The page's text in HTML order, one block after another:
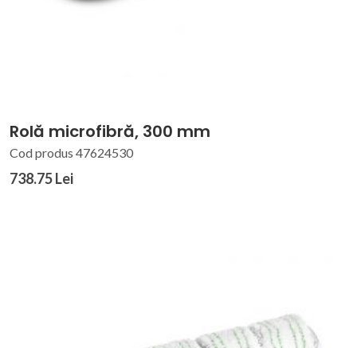
Rolă microfibră, 300 mm
Cod produs 47624530
738.75 Lei